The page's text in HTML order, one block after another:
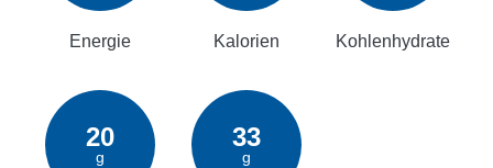
Energie Kalorien Kohlenhydrate
20
g
33
g